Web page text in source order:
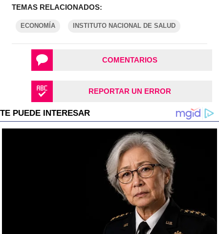
TEMAS RELACIONADOS:
ECONOMÍA INSTITUTO NACIONAL DE SALUD
COMENTARIOS
REPORTAR UN ERROR